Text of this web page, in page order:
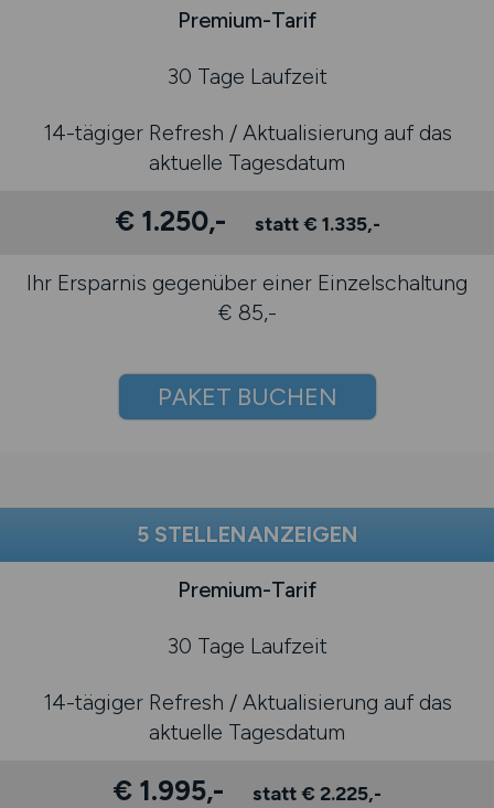
Premium-Tarif
30 Tage Laufzeit
14-tägiger Refresh / Aktualisierung auf das
aktuelle Tagesdatum
€ 1.250,- statt € 1.335,-
Ihr Ersparnis gegenüber einer Einzelschaltung
€ 85,-
PAKET BUCHEN
5 STELLENANZEIGEN
Premium-Tarif
30 Tage Laufzeit
14-tägiger Refresh / Aktualisierung auf das
aktuelle Tagesdatum
€ 1.995,- statt € 2.225,-